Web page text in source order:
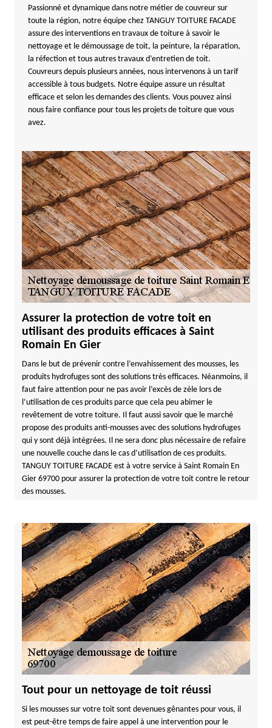
Passionné et dynamique dans notre métier de couvreur sur
toute la région, notre équipe chez TANGUY TOITURE FACADE
assure des interventions en travaux de toiture à savoir le
nettoyage et le démoussage de toit, la peinture, la réparation,
la réfection et tous autres travaux d’entretien de toit.
Couvreurs depuis plusieurs années, nous intervenons à un tarif
accessible à tous budgets. Notre équipe assure un résultat
efficace et selon les demandes des clients. Vous pouvez ainsi
nous faire confiance pour tous les projets de toiture que vous
avez.
Assurer la protection de votre toit en
utilisant des produits efficaces à Saint
Romain En Gier
Dans le but de prévenir contre l’envahissement des mousses, les
produits hydrofuges sont des solutions très efficaces. Néanmoins, il
faut faire attention pour ne pas avoir l’excès de zèle lors de
l’utilisation de ces produits parce que cela peu abimer le
revêtement de votre toiture. Il faut aussi savoir que le marché
propose des produits anti-mousses avec des solutions hydrofuges
qui y sont déjà intégrées. Il ne sera donc plus nécessaire de refaire
une nouvelle couche dans le cas d’utilisation de ces produits.
TANGUY TOITURE FACADE est à votre service à Saint Romain En
Gier 69700 pour assurer la protection de votre toit contre le retour
des mousses.
Tout pour un nettoyage de toit réussi
Si les mousses sur votre toit sont devenues gênantes pour vous, il
est peut-être temps de faire appel à une intervention pour le